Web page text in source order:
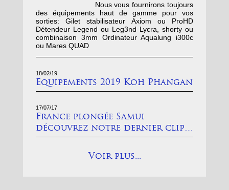
Nous vous fournirons toujours
des équipements haut de gamme pour vos
sorties: Gilet stabilisateur Axiom ou ProHD
Détendeur Legend ou Leg3nd Lycra, shorty ou
combinaison 3mm Ordinateur Aqualung i300c
ou Mares QUAD
18/02/19
Equipements 2019 Koh Phangan
17/07/17
France plongée Samui
découvrez notre dernier clip…
Voir plus...